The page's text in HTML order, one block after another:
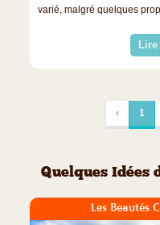
varié, malgré quelques
‹ 1
Quelques Idées
Les Beautés